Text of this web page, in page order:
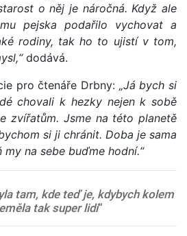
o něj je náročná. Když ale
pejska podařilo vychovat a
rodiny, tak ho to ujistí v tom,
dodává.
pro čtenáře Drbny: „Já bych si
chovali k hezky nejen k sobě
zvířatům. Jsme na této planetě
si ji chránit. Doba je sama
na sebe buďme hodní.“
tam, kde teď je, kdybych kolem
tak super lidi“